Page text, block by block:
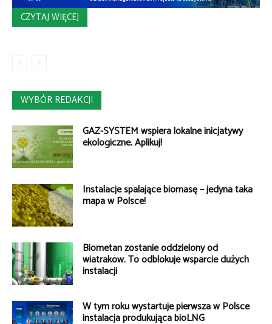
CZYTAJ WIĘCEJ
WYBÓR REDAKCJI
GAZ-SYSTEM wspiera lokalne inicjatywy
ekologiczne. Aplikuj!
Instalacje spalające biomasę – jedyna taka
mapa w Polsce!
Biometan zostanie oddzielony od
wiatraków. To odblokuje wsparcie dużych
instalacji
W tym roku wystartuje pierwsza w Polsce
instalacja produkująca bioLNG